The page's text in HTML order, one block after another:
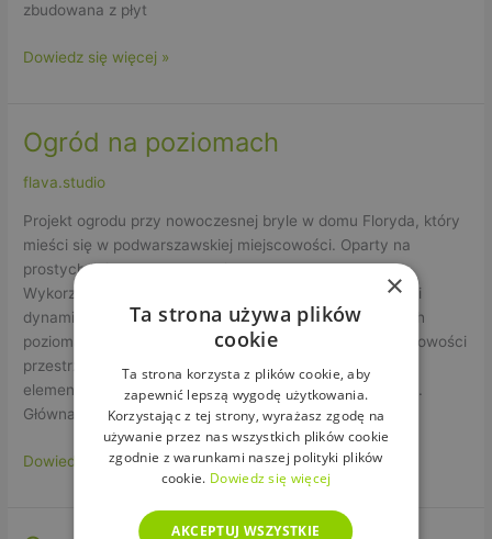
zbudowana z płyt
Dowiedz się więcej »
Ogród na poziomach
flava.studio
Projekt ogrodu przy nowoczesnej bryle w domu Floryda, który
mieści się w podwarszawskiej miejscowości. Oparty na
prostych liniach oraz podwyższonych rabatach.
Wykorzystaliśmy różnicę terenu, aby dodać charakteru i
dynamiki działce. Murki oporowe i donice na odmiennych
poziomach tworzą wnętrza ogrodu, dzięki tej trójwymiarowości
przestrzeni, optycznie powiększamy zieleń. Materiał
elementów małej architektury to beton architektoniczny.
Główna
Ogród
poziomach
Dowiedz się więcej »
×
Ta strona używa plików
cookie
Ta strona korzysta z plików cookie, aby
zapewnić lepszą wygodę użytkowania.
Korzystając z tej strony, wyrażasz zgodę na
używanie przez nas wszystkich plików cookie
zgodnie z warunkami naszej polityki plików
cookie. Dowiedz się więcej
AKCEPTUJ WSZYSTKIE